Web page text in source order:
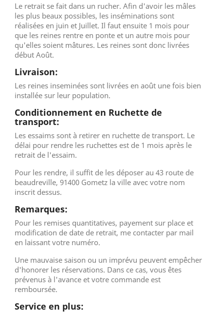
Le retrait se fait dans un rucher. Afin d'avoir les mâles
les plus beaux possibles, les inséminations sont
réalisées en juin et Juillet. Il faut ensuite 1 mois pour
que les reines rentre en ponte et un autre mois pour
qu'elles soient mâtures. Les reines sont donc livrées
début Août.
Livraison:
Les reines inseminées sont livrées en août une fois bien
installée sur leur population.
Conditionnement en Ruchette de
transport:
Les essaims sont à retirer en ruchette de transport. Le
délai pour rendre les ruchettes est de 1 mois après le
retrait de l'essaim.
Pour les rendre, il suffit de les déposer au 43 route de
beaudreville, 91400 Gometz la ville avec votre nom
inscrit dessus.
Remarques:
Pour les remises quantitatives, payement sur place et
modification de date de retrait, me contacter par mail
en laissant votre numéro.
Une mauvaise saison ou un imprévu peuvent empêcher
d'honorer les réservations. Dans ce cas, vous êtes
prévenus à l'avance et votre commande est
remboursée.
Service en plus: